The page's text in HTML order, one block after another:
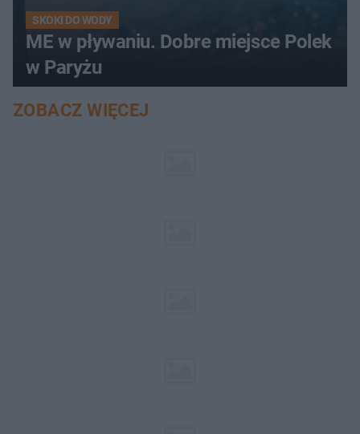
SKOKI DO WODY
ME w pływaniu. Dobre miejsce Polek
w Paryżu
ZOBACZ WIĘCEJ